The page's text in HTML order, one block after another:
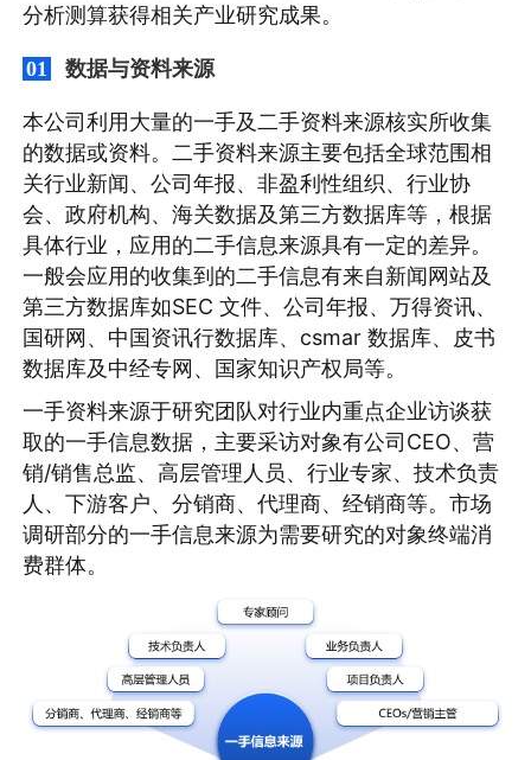
分析测算获得相关产业研究成果。
01 数据与资料来源
本公司利用大量的一手及二手资料来源核实所收集
的数据或资料。二手资料来源主要包括全球范围相
关行业新闻、公司年报、非盈利性组织、行业协
会、政府机构、海关数据及第三方数据库等，根据
具体行业，应用的二手信息来源具有一定的差异。
一般会应用的收集到的二手信息有来自新闻网站及
第三方数据库如SEC 文件、公司年报、万得资讯、
国研网、中国资讯行数据库、csmar 数据库、皮书
数据库及中经专网、国家知识产权局等。
一手资料来源于研究团队对行业内重点企业访谈获
取的一手信息数据，主要采访对象有公司CEO、营
销/销售总监、高层管理人员、行业专家、技术负责
人、下游客户、分销商、代理商、经销商等。市场
调研部分的一手信息来源为需要研究的对象终端消
费群体。